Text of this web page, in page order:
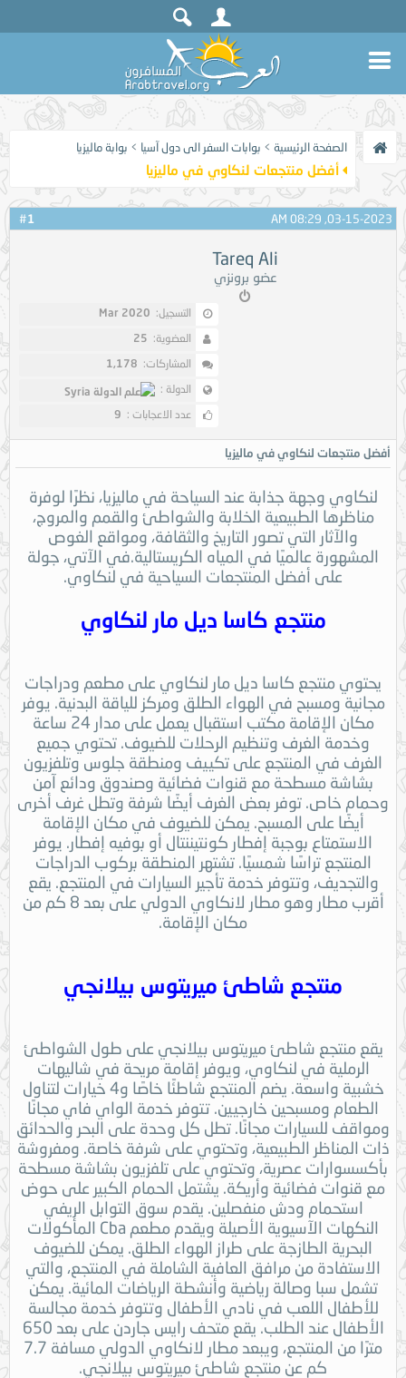
الصفحة الرئيسية > بوابات السفر الى دول آسيا > بوابة ماليزيا
أفضل منتجعات لنكاوي في ماليزيا
1 03-15-2023, 08:29 AM
Tareq Ali
عضو برونزي
التسجيل: Mar 2020
العضوية: 25
المشاركات: 1,178
الدولة :
عدد الاعجابات : 9
أفضل منتجعات لنكاوي في ماليزيا
لنكاوي وجهة جذابة عند السياحة في ماليزيا، نظرًا لوفرة
مناظرها الطبيعية الخلابة والشواطئ والقمم والمروج،
والآثار التي تصور التاريخ والثقافة، ومواقع الغوص
المشهورة عالميًا في المياه الكريستالية.في الآتي، جولة
على أفضل المنتجعات السياحية في لنكاوي.
منتجع كاسا ديل مار لنكاوي
يحتوي منتجع كاسا ديل مار لنكاوي على مطعم ودراجات
مجانية ومسبح في الهواء الطلق ومركز للياقة البدنية. يوفر
مكان الإقامة مكتب استقبال يعمل على مدار 24 ساعة
وخدمة الغرف وتنظيم الرحلات للضيوف. تحتوي جميع
الغرف في المنتجع على تكييف ومنطقة جلوس وتلفزيون
بشاشة مسطحة مع قنوات فضائية وصندوق ودائع آمن
وحمام خاص. توفر بعض الغرف أيضًا شرفة وتطل غرف أخرى
أيضًا على المسبح. يمكن للضيوف في مكان الإقامة
الاستمتاع بوجبة إفطار كونتيننتال أو بوفيه إفطار. يوفر
المنتجع تراسًا شمسيًا. تشتهر المنطقة بركوب الدراجات
والتجديف، وتتوفر خدمة تأجير السيارات في المنتجع. يقع
أقرب مطار وهو مطار لانكاوي الدولي على بعد 8 كم من
مكان الإقامة.
منتجع شاطئ ميريتوس بيلانجي
يقع منتجع شاطئ ميريتوس بيلانجي على طول الشواطئ
الرملية في لنكاوي، ويوفر إقامة مريحة في شاليهات
خشبية واسعة. يضم المنتجع شاطئًا خاصًا و4 خيارات لتناول
الطعام ومسبحين خارجيين. تتوفر خدمة الواي فاي مجانًا
ومواقف للسيارات مجانًا. تطل كل وحدة على البحر والحدائق
ذات المناظر الطبيعية، وتحتوي على شرفة خاصة. ومفروشة
بأكسسوارات عصرية، وتحتوي على تلفزيون بشاشة مسطحة
مع قنوات فضائية وأريكة. يشتمل الحمام الكبير على حوض
استحمام ودش منفصلين. يقدم سوق التوابل الريفي
النكهات الآسيوية الأصيلة ويقدم مطعم Cba المأكولات
البحرية الطازجة على طراز الهواء الطلق. يمكن للضيوف
الاستفادة من مرافق العافية الشاملة في المنتجع، والتي
تشمل سبا وصالة رياضية وأنشطة الرياضات المائية. يمكن
للأطفال اللعب في نادي الأطفال وتتوفر خدمة مجالسة
الأطفال عند الطلب. يقع متحف رايس جاردن على بعد 650
مترًا من المنتجع، ويبعد مطار لانكاوي الدولي مسافة 7.7
كم عن منتجع شاطئ ميريتوس بيلانجي.